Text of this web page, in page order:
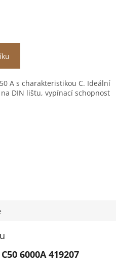
A s charakteristikou C. Ideální
DIN lištu, vypínací schopnost
6000A 419207